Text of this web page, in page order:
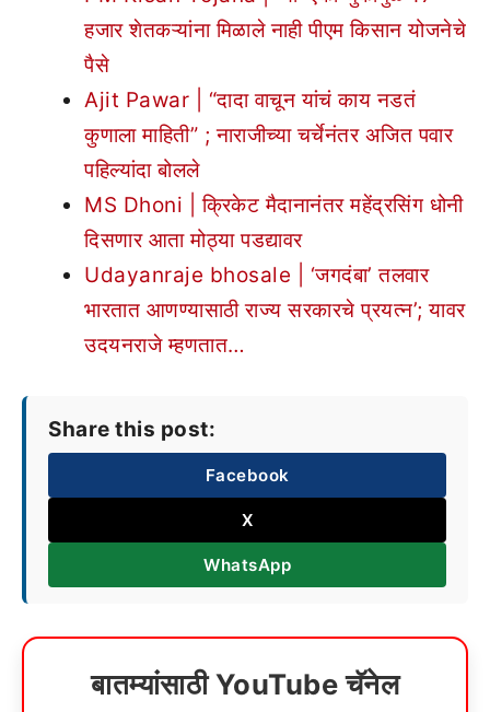
हजार शेतकऱ्यांना मिळाले नाही पीएम किसान योजनेचे
पैसे
Ajit Pawar | “दादा वाचून यांचं काय नडतं
कुणाला माहिती” ; नाराजीच्या चर्चेनंतर अजित पवार
पहिल्यांदा बोलले
MS Dhoni | क्रिकेट मैदानानंतर महेंद्रसिंग धोनी
दिसणार आता मोठ्या पडद्यावर
Udayanraje bhosale | ‘जगदंबा’ तलवार
भारतात आणण्यासाठी राज्य सरकारचे प्रयत्न’; यावर
उदयनराजे म्हणतात…
Share this post:
Facebook
X
WhatsApp
बातम्यांसाठी YouTube चॅनेल